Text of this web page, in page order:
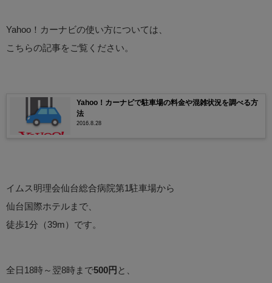
Yahoo！カーナビの使い方については、
こちらの記事をご覧ください。
Yahoo！カーナビで駐車場の料金や混雑状況を調べる方
法
2016.8.28
イムス明理会仙台総合病院第1駐車場から
仙台国際ホテルまで、
徒歩1分（39m）です。
全日18時～翌8時まで500円 と、